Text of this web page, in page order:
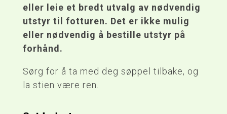
eller leie et bredt utvalg av nødvendig
utstyr til fotturen. Det er ikke mulig
eller nødvendig å bestille utstyr på
forhånd.
Sørg for å ta med deg søppel tilbake, og
la stien være ren.